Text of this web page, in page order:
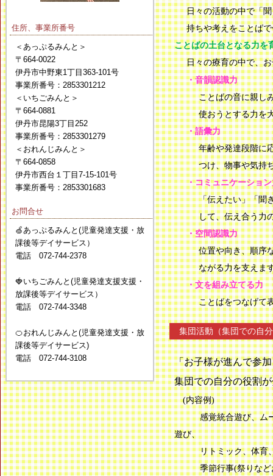
日々の活動の中で「
持ちや考えをことば
ことばの土台となる力を
日々の療育の中で、
・音韻認識力
ことばの音に親し
使おうとする力を
・語彙力
年齢や発達段階に
つけ、物事や気持
・コミュニケーショ
「伝えたい」「聞
して、伝え合う力
・空間認識力
位置や向き、順序
ながる力を支えま
・文を組み立てる力
ことばをつなげて
集団活動（集団での自
「お子様が進んで参
集団での自分の役割
(内容例)
感覚統合遊び、ムー
遊び、
リトミック、体育、サ
季節行事(祭りな
住所、事業所番号
＜あっぷるみんと＞
〒664-0022
伊丹市中野東1丁目363-101号
事業所番号：2853301212
＜いちごみんと＞
〒664-0881
伊丹市昆陽3丁目252
事業所番号：2853301279
＜おれんじみんと＞
〒664-0858
伊丹市西台１丁目7-15-101号
事業所番号：2853301683
お問合せ
🍏あっぷるみんと(児童発達支援・放
課後等デイサービス）
電話 072-744-2378
🍓いちごみんと(児童発達支援支援・
放課後等デイサービス）
電話 072-744-3348
🍊おれんじみんと(児童発達支援・放
課後等デイサービス)
電話 072-744-3108